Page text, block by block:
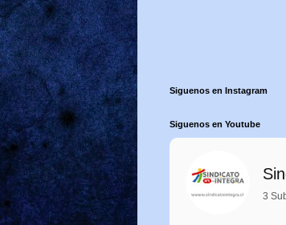
Siguenos en Instagram
Siguenos en Youtube
3